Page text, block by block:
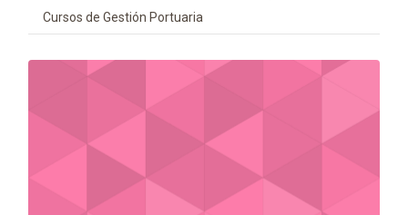
Categoría de cursos
Cursos de Gestión Portuaria